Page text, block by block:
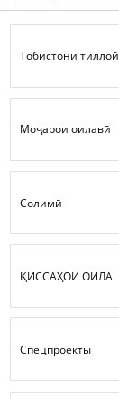
Тобистони тиллоӣ
Моҷарои оилавӣ
Солимӣ
ҚИССАҲОИ ОИЛА
Спецпроекты